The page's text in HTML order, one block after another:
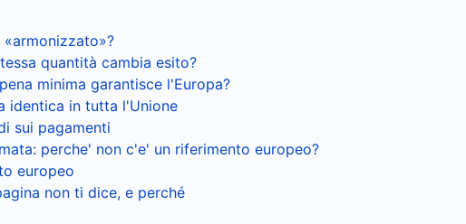
quantità cambia esito?
minima garantisce l'Europa?
identica in tutta l'Unione
sui pagamenti
perche' non c'e' un riferimento europeo?
europeo
non ti dice, e perché